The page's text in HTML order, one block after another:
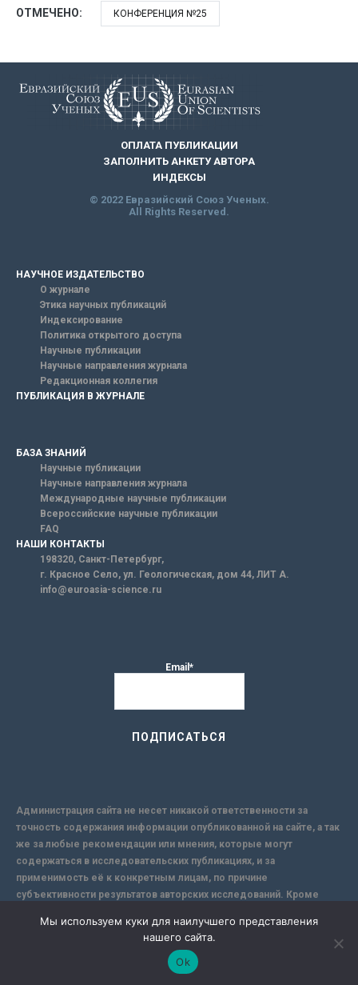
ОТМЕЧЕНО: КОНФЕРЕНЦИЯ №25
ОПЛАТА ПУБЛИКАЦИИ
ЗАПОЛНИТЬ АНКЕТУ АВТОРА
ИНДЕКСЫ
© 2022 Евразийский Союз Ученых.
All Rights Reserved.
НАУЧНОЕ ИЗДАТЕЛЬСТВО
О журнале
Этика научных публикаций
Индексирование
Политика открытого доступа
Научные публикации
Научные направления журнала
Редакционная коллегия
ПУБЛИКАЦИЯ В ЖУРНАЛЕ
БАЗА ЗНАНИЙ
Научные публикации
Научные направления журнала
Международные научные публикации
Всероссийские научные публикации
FAQ
НАШИ КОНТАКТЫ
198320, Санкт-Петербург,
г. Красное Село, ул. Геологическая, дом 44, ЛИТ А.
info@euroasia-science.ru
Email*
Администрация сайта не несет никакой ответственности за
точность содержания информации опубликованной на сайте, а так
же за любые рекомендации или мнения, которые могут
содержаться в исследовательских публикациях, и за
применимость её к конкретным лицам, по причине
субъективности результатов авторских исследований. Кроме
надежной защиты информации, Сайт не несет ответственности за
Мы используем куки для наилучшего представления
нашего сайта.
Ok